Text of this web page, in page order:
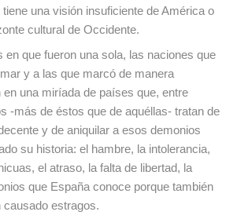
una visión insuficiente de América o
cultural de Occidente.
en que fueron una sola, las naciones que
y a las que marcó de manera
en una miríada de países que, entre
-más de éstos que de aquéllas- tratan de
y de aniquilar a esos demonios
su historia: el hambre, la intolerancia,
el atraso, la falta de libertad, la
que España conoce porque también
causado estragos.